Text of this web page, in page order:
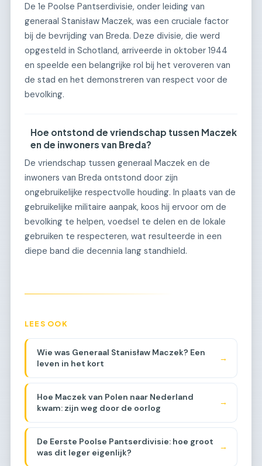
De 1e Poolse Pantserdivisie, onder leiding van
generaal Stanisław Maczek, was een cruciale factor
bij de bevrijding van Breda. Deze divisie, die werd
opgesteld in Schotland, arriveerde in oktober 1944
en speelde een belangrijke rol bij het veroveren van
de stad en het demonstreren van respect voor de
bevolking.
Hoe ontstond de vriendschap tussen Maczek
en de inwoners van Breda?
De vriendschap tussen generaal Maczek en de
inwoners van Breda ontstond door zijn
ongebruikelijke respectvolle houding. In plaats van de
gebruikelijke militaire aanpak, koos hij ervoor om de
bevolking te helpen, voedsel te delen en de lokale
gebruiken te respecteren, wat resulteerde in een
diepe band die decennia lang standhield.
LEES OOK
Wie was Generaal Stanisław Maczek? Een
leven in het kort
→
Hoe Maczek van Polen naar Nederland
kwam: zijn weg door de oorlog
→
De Eerste Poolse Pantserdivisie: hoe groot
was dit leger eigenlijk?
→